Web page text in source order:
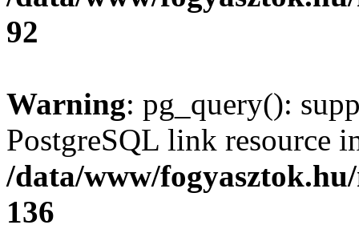
92
Warning: pg_query():
PostgreSQL link resource
/data/www/
136